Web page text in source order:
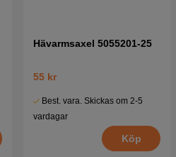
Hävarmsaxel 5055201-25
55 kr
Best. vara. Skickas om 2-5
vardagar
Köp